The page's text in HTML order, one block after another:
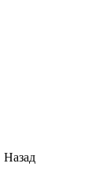
Назад